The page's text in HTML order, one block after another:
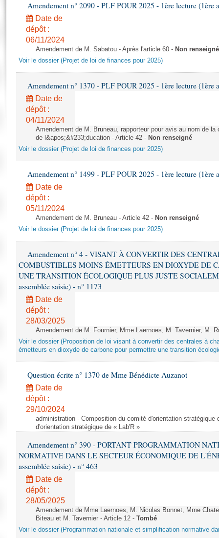
Projets de loi
Propositions de loi
Amendements
Textes adoptés
Rapports d'enquête
Rapports législatifs
Rapports sur l'application des lois
Baromètre de l’application des lois
Dossiers législatifs
Questions écrites et orales
Comptes rendus des débats
Histoire
Juniors
Anciennes législatures
Liens vers les sites publics
Contacts et plan d'accès
Photos libres de droit
Amendement n° 2090 - PLF POUR 2025 - 1ère lecture (1ère
Date de
dépôt :
06/11/2024
Amendement de M. Sabatou - Après l'article 60 - Non renseigné
Voir le dossier (Projet de loi de finances pour 2025)
Amendement n° 1370 - PLF POUR 2025 - 1ère lecture (1ère
Date de
dépôt :
04/11/2024
Amendement de M. Bruneau, rapporteur pour avis au nom de
de l&apos;&#233;ducation - Article 42 - Non renseigné
Voir le dossier (Projet de loi de finances pour 2025)
Amendement n° 1499 - PLF POUR 2025 - 1ère lecture (1ère
Date de
dépôt :
05/11/2024
Amendement de M. Bruneau - Article 42 - Non renseigné
Voir le dossier (Projet de loi de finances pour 2025)
Amendement n° 4 - VISANT À CONVERTIR DES
COMBUSTIBLES MOINS ÉMETTEURS EN DIOXYDE DE
UNE TRANSITION ÉCOLOGIQUE PLUS JUSTE
assemblée saisie) - n° 1173
Date de
dépôt :
28/03/2025
Amendement de M. Fournier, Mme Laernoes, M. Tavernier, M.
Voir le dossier (Proposition de loi visant à convertir des centrales à
émetteurs en dioxyde de carbone pour permettre une transition
Question écrite n° 1370 de Mme Bénédicte Auzanot
Date de
dépôt :
29/10/2024
administration - Composition du comité d'orientation stratégique
d'orientation stratégique de « Lab'R »
Amendement n° 390 - PORTANT PROGRAMMATION
NORMATIVE DANS LE SECTEUR ÉCONOMIQUE DE
assemblée saisie) - n° 463
Date de
dépôt :
28/05/2025
Amendement de Mme Laernoes, M. Nicolas Bonnet, Mme
Biteau et M. Tavernier - Article 12 - Tombé
Voir le dossier (Programmation nationale et simplification normative